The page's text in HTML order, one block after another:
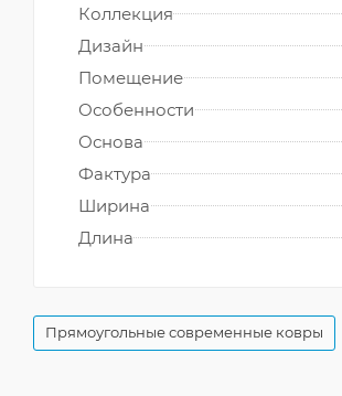
Коллекция
Дизайн
Помещение
Особенности
Основа
Фактура
Ширина
Длина
Прямоугольные современные ковры